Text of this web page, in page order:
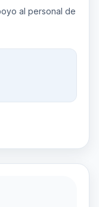
al personal de